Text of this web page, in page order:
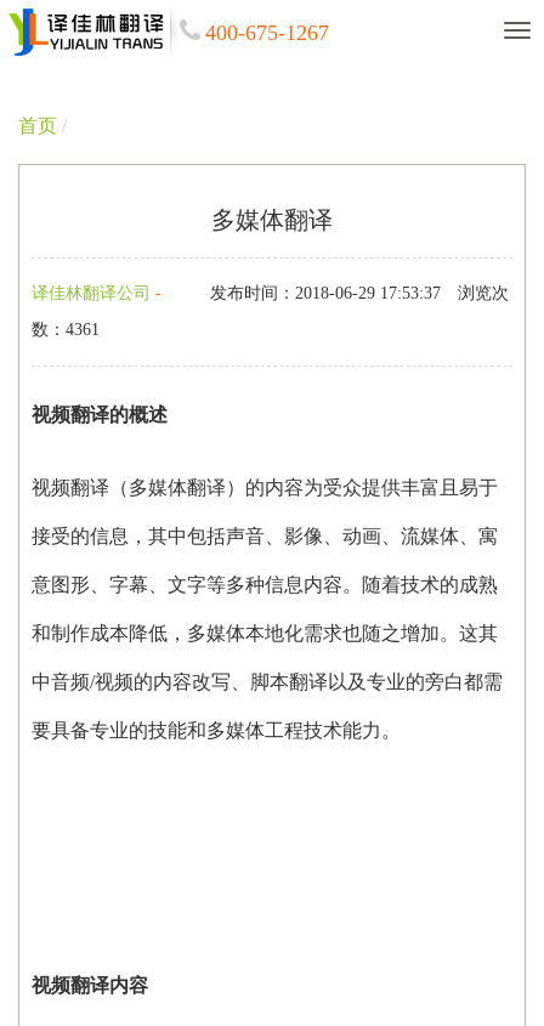
400-675-1267
首页 /
多媒体翻译
译佳林翻译公司 - 发布时间：2018-06-29 17:53:37
浏览次
数：4361
视频翻译的概述
视频翻译（多媒体翻译）的内容为受众提供丰富且易于
接受的信息，其中包括声音、影像、动画、流媒体、寓
意图形、字幕、文字等多种信息内容。随着技术的成熟
和制作成本降低，多媒体本地化需求也随之增加。这其
中音频/视频的内容改写、脚本翻译以及专业的旁白都需
要具备专业的技能和多媒体工程技术能力。
视频翻译内容